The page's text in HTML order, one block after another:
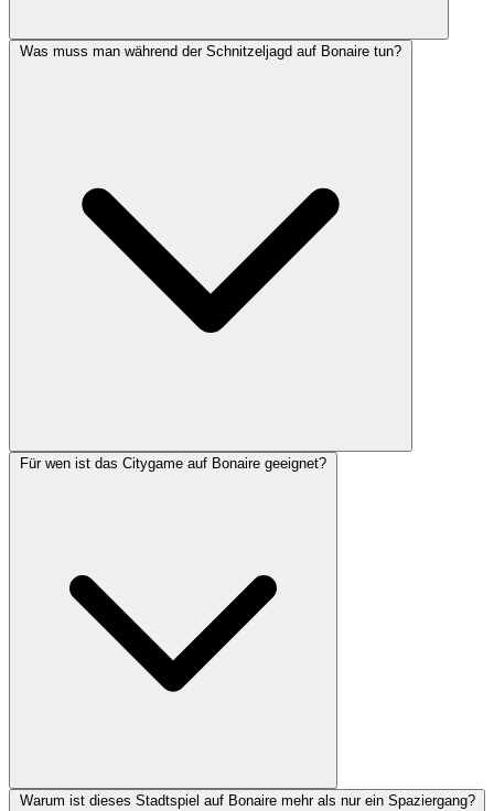
Was muss man während der Schnitzeljagd auf Bonaire tun?
Für wen ist das Citygame auf Bonaire geeignet?
Warum ist dieses Stadtspiel auf Bonaire mehr als nur ein Spaziergang?